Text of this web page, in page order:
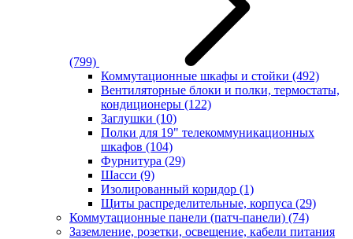
(799)
Коммутационные шкафы и стойки (492)
Вентиляторные блоки и полки, термостаты,
кондиционеры (122)
Заглушки (10)
Полки для 19" телекоммуникационных
шкафов (104)
Фурнитура (29)
Шасси (9)
Изолированный коридор (1)
Щиты распределительные, корпуса (29)
Коммутационные панели (патч-панели) (74)
Заземление, розетки, освещение, кабели питания